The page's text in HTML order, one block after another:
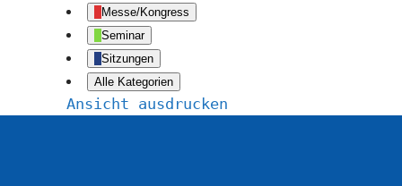
Messe/Kongress
Seminar
Sitzungen
Alle Kategorien
Ansicht ausdrucken